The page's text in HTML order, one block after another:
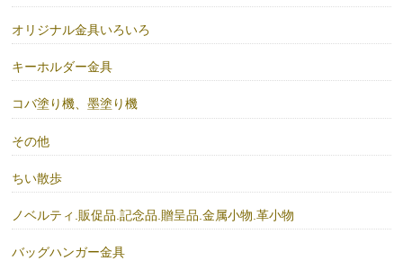
オリジナル金具いろいろ
キーホルダー金具
コバ塗り機、墨塗り機
その他
ちい散歩
ノベルティ.販促品.記念品.贈呈品.金属小物.革小物
バッグハンガー金具